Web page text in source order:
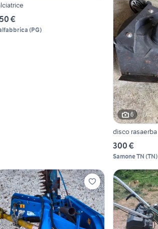
€
(PG)
6
disco rasaerba
300 €
Samone TN (TN)